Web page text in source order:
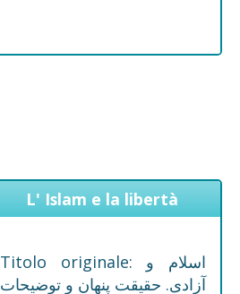
L' Islam e la libertà
Titolo originale: اسلام و
آزادی. حقیقت پنهان و توضیحات